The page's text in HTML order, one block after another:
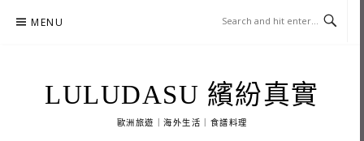
MENU
LULUDASU 繽紛真實
歐洲旅遊｜海外生活｜食譜料理